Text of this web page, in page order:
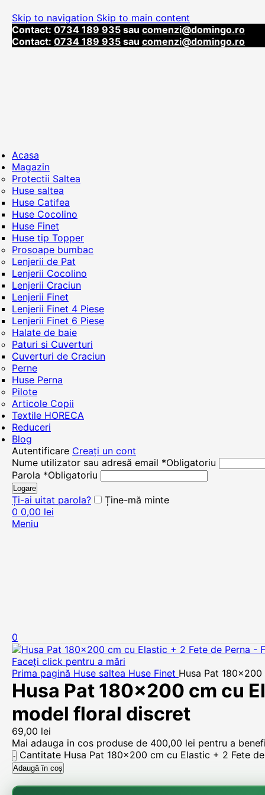
Skip to navigation Skip to main content
Contact: 0734 189 935 sau comenzi@domingo.ro
Contact: 0734 189 935 sau comenzi@domingo.ro
Acasa
Magazin
Protectii Saltea
Huse saltea
Huse Catifea
Huse Cocolino
Huse Finet
Huse tip Topper
Prosoape bumbac
Lenjerii de Pat
Lenjerii Cocolino
Lenjerii Craciun
Lenjerii Finet
Lenjerii Finet 4 Piese
Lenjerii Finet 6 Piese
Halate de baie
Paturi si Cuverturi
Cuverturi de Craciun
Perne
Huse Perna
Pilote
Articole Copii
Textile HORECA
Reduceri
Blog
Autentificare Creați un cont
Nume utilizator sau adresă email *Obligatoriu
Parola *Obligatoriu
Logare
Ți-ai uitat parola?
Ține-mă minte
0 0,00 lei
Meniu
0
Faceți click pentru a mări
Prima pagină Huse saltea Huse Finet Husa Pat
Husa Pat 180×200 cm cu
model floral discret
69,00 lei
Mai adauga in cos produse de 400,00 lei pentru a
Cantitate Husa Pat 180x200 cm cu Elastic + 2 Fete
Adaugă în coș
🌸